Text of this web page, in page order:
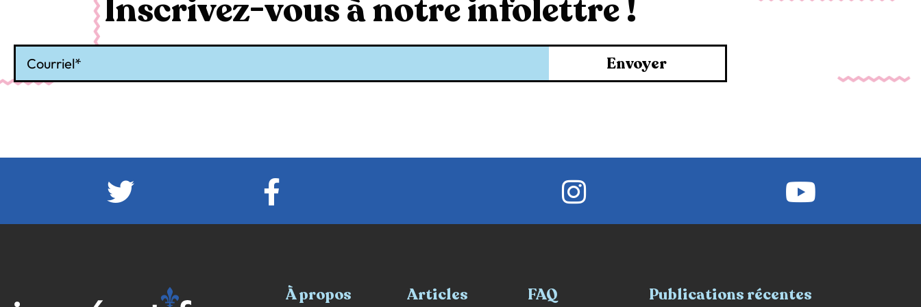
Inscrivez-vous à notre infolettre !
Envoyer
À propos Articles FAQ Publications récentes